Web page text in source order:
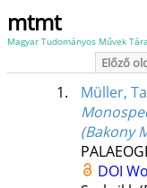
mtmt
Magyar Tudományos Művek Tára
Előző
1. Müller,
(Bakony
DOI